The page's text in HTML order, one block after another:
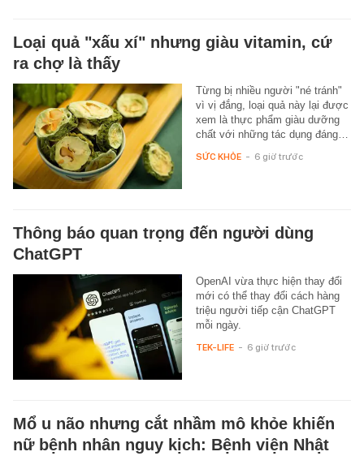
Loại quả "xấu xí" nhưng giàu vitamin, cứ
ra chợ là thấy
Từng bị nhiều người "né tránh"
vì vị đắng, loại quả này lại được
xem là thực phẩm giàu dưỡng
chất với những tác dụng đáng…
SỨC KHỎE - 6 giờ trước
Thông báo quan trọng đến người dùng
ChatGPT
OpenAI vừa thực hiện thay đổi
mới có thể thay đổi cách hàng
triệu người tiếp cận ChatGPT
mỗi ngày.
TEK-LIFE - 6 giờ trước
Mổ u não nhưng cắt nhầm mô khỏe khiến
nữ bệnh nhân nguy kịch: Bệnh viện Nhật